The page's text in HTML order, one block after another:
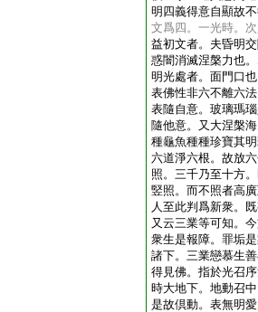
明四義得意自顯故
文爲四。一光時。
益初文者。夫昏明
惑闇消滅涅槃力也
明光處者。面門口
表佛性非六不離六
表隨自意。玻璃瑪
隨他意。又大涅槃
種龜魚種種珍寶其
六道淨六根。故放
照。三千乃至十方
竪照。而不照者高
人至此判爲新衆。
又云三業等可知。
衆生是報障。罪垢
諸下。三業戀慕生
得見佛。指於光召
時大地下。地動召
是故倶動。表無明